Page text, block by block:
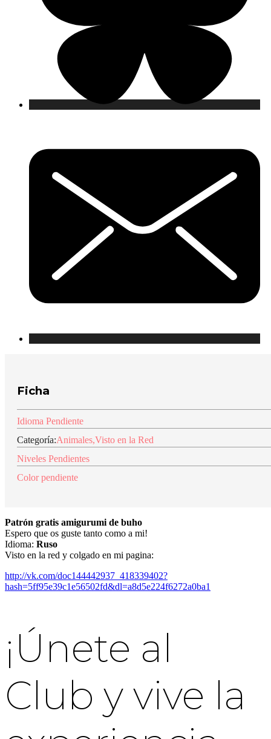
Ficha
Idioma Pendiente
Categoría:Animales,Visto en la Red
Niveles Pendientes
Color pendiente
Patrón gratis amigurumi de buho
Espero que os guste tanto como a mi!
Idioma: Ruso
Visto en la red y colgado en mi pagina:
http://vk.com/doc144442937_418339402?
hash=5ff95e39c1e56502fd&dl=a8d5e224f6272a0ba1
¡Únete al
Club y vive la